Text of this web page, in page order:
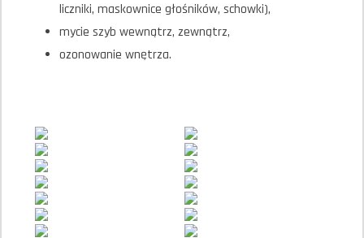
liczniki, maskownice głośników, schowki),
mycie szyb wewnątrz, zewnątrz,
ozonowanie wnętrza.